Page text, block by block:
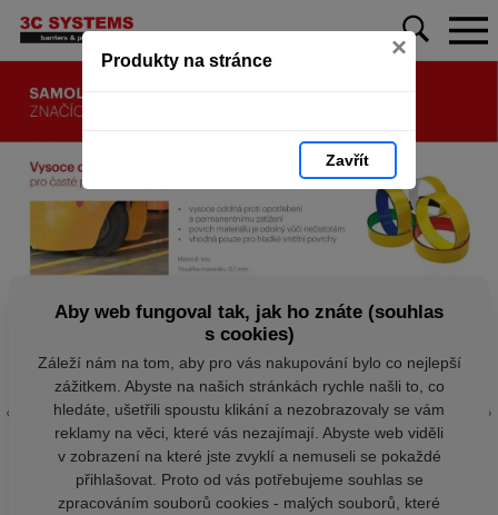
Produkty na stránce ×
Zavřít
Aby web fungoval tak, jak ho znáte (souhlas
s cookies)
Záleží nám na tom, aby pro vás nakupování bylo co nejlepší
zážitkem. Abyste na našich stránkách rychle našli to, co
hledáte, ušetřili spoustu klikání a nezobrazovaly se vám
reklamy na věci, které vás nezajímají. Abyste web viděli
v zobrazení na které jste zvyklí a nemuseli se pokaždé
přihlašovat. Proto od vás potřebujeme souhlas se
zpracováním souborů cookies - malých souborů, které